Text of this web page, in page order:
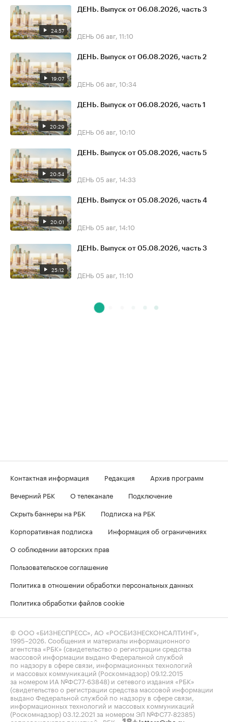
24:57
ДЕНЬ. Выпуск от 06.08.2026, часть 3
ДЕНЬ 06 авг, 11:10
19:07
ДЕНЬ. Выпуск от 06.08.2026, часть 2
ДЕНЬ 06 авг, 10:34
20:29
ДЕНЬ. Выпуск от 06.08.2026, часть 1
ДЕНЬ 06 авг, 10:10
20:54
ДЕНЬ. Выпуск от 05.08.2026, часть 5
ДЕНЬ 05 авг, 14:33
20:01
ДЕНЬ. Выпуск от 05.08.2026, часть 4
ДЕНЬ 05 авг, 14:10
25:12
ДЕНЬ. Выпуск от 05.08.2026, часть 3
ДЕНЬ 05 авг, 11:10
Контактная информация Редакция
Архив программ
Вечерний РБК
О телеканале
Подключение
Скрыть баннеры на РБК
Подписка на РБК
Корпоративная подписка
Информация об ограничениях
О соблюдении авторских прав
Пользовательское соглашение
Политика в отношении обработки персональных данных
Политика обработки файлов cookie
© ООО «БИЗНЕСПРЕСС», АО «РОСБИЗНЕСКОНСАЛТИНГ»,
1995–2026 . Сообщения и материалы информационного
агентства «РБК» (свидетельство о регистрации средства
массовой информации выдано Федеральной службой
по надзору в сфере связи, информационных технологий
и массовых коммуникаций (Роскомнадзор) 09.12.2015
за номером ИА №ФС77-63848) и сетевого издания «РБК»
(свидетельство о регистрации средства массовой информации
выдано Федеральной службой по надзору в сфере связи,
информационных технологий и массовых коммуникаций
(Роскомнадзор) 03.12.2021 за номером ЭЛ №ФС77-82385)